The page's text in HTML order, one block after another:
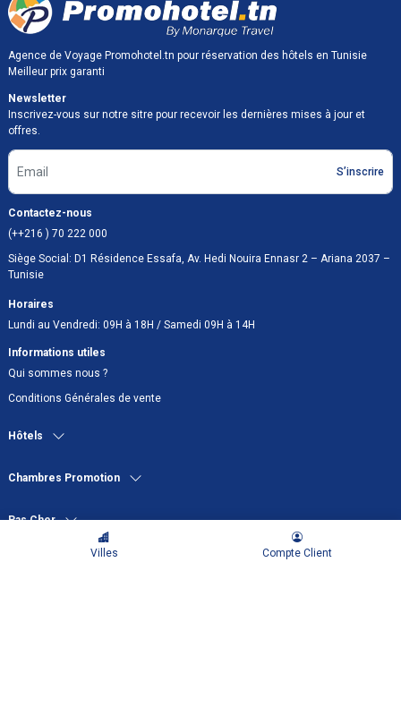
Agence de Voyage Promohotel.tn pour réservation des hôtels en Tunisie
Meilleur prix garanti
Newsletter
Inscrivez-vous sur notre sitre pour recevoir les dernières mises à jour et
offres.
S’inscrire
Contactez-nous
(++216 ) 70 222 000
Siège Social: D1 Résidence Essafa, Av. Hedi Nouira Ennasr 2 – Ariana 2037 –
Tunisie
Horaires
Lundi au Vendredi: 09H à 18H / Samedi 09H à 14H
Informations utiles
Qui sommes nous ?
Conditions Générales de vente
Hôtels
Chambres Promotion
Pas Cher
Villes Compte Client